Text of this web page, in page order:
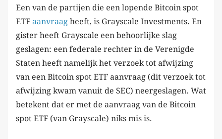
Een van de partijen die een lopende Bitcoin spot
ETF aanvraag heeft, is Grayscale Investments. En
gister heeft Grayscale een behoorlijke slag
geslagen: een federale rechter in de Verenigde
Staten heeft namelijk het verzoek tot afwijzing
van een Bitcoin spot ETF aanvraag (dit verzoek tot
afwijzing kwam vanuit de SEC) neergeslagen. Wat
betekent dat er met de aanvraag van de Bitcoin
spot ETF (van Grayscale) niks mis is.